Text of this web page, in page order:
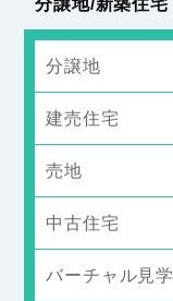
分譲地/新築住宅
分譲地
建売住宅
売地
中古住宅
バーチャル見学